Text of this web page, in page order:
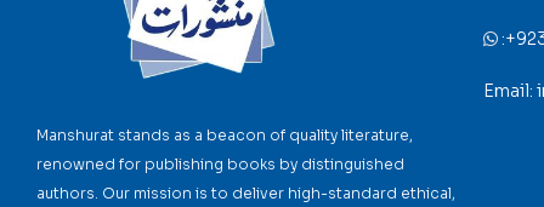
Manshurat stands as a beacon of quality literature,
renowned for publishing books by distinguished
authors. Our mission is to deliver high-standard ethical,
:
Email: